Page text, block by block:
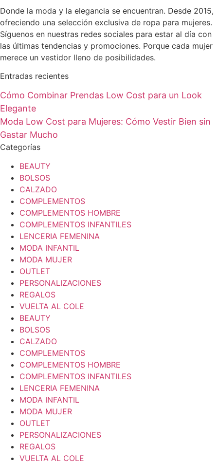
Donde la moda y la elegancia se encuentran. Desde 2015,
ofreciendo una selección exclusiva de ropa para mujeres.
Síguenos en nuestras redes sociales para estar al día con
las últimas tendencias y promociones. Porque cada mujer
merece un vestidor lleno de posibilidades.
Entradas recientes
Cómo Combinar Prendas Low Cost para un Look
Elegante
Moda Low Cost para Mujeres: Cómo Vestir Bien sin
Gastar Mucho
Categorías
BEAUTY
BOLSOS
CALZADO
COMPLEMENTOS
COMPLEMENTOS HOMBRE
COMPLEMENTOS INFANTILES
LENCERIA FEMENINA
MODA INFANTIL
MODA MUJER
OUTLET
PERSONALIZACIONES
REGALOS
VUELTA AL COLE
BEAUTY
BOLSOS
CALZADO
COMPLEMENTOS
COMPLEMENTOS HOMBRE
COMPLEMENTOS INFANTILES
LENCERIA FEMENINA
MODA INFANTIL
MODA MUJER
OUTLET
PERSONALIZACIONES
REGALOS
VUELTA AL COLE